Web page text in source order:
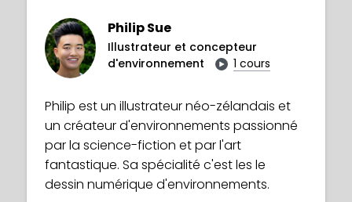
Philip Sue
Illustrateur et concepteur
d'environnement
1 cours
Philip est un illustrateur néo-zélandais et
un créateur d'environnements passionné
par la science-fiction et par l'art
fantastique. Sa spécialité c'est les le
dessin numérique d'environnements.